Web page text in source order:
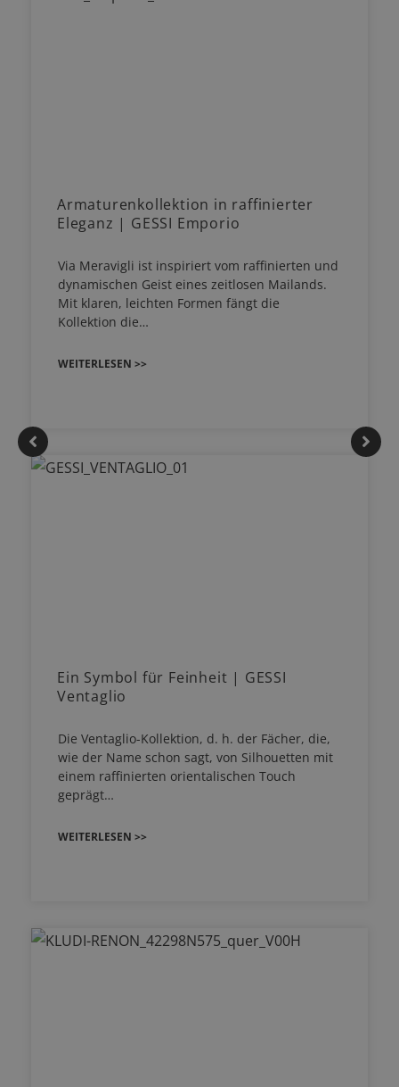
Armaturenkollektion in raffinierter
Eleganz | GESSI Emporio
Via Meravigli ist inspiriert vom raffinierten und
dynamischen Geist eines zeitlosen Mailands.
Mit klaren, leichten Formen fängt die
Kollektion die…
WEITERLESEN >>
Ein Symbol für Feinheit | GESSI
Ventaglio
Die Ventaglio-Kollektion, d. h. der Fächer, die,
wie der Name schon sagt, von Silhouetten mit
einem raffinierten orientalischen Touch
geprägt…
WEITERLESEN >>